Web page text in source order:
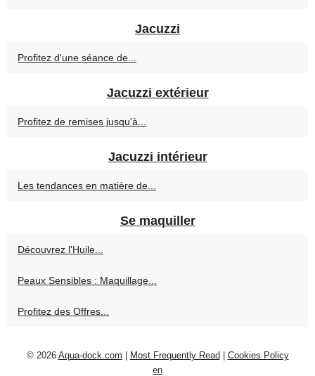
Jacuzzi
Profitez d'une séance de...
Jacuzzi extérieur
Profitez de remises jusqu'à...
Jacuzzi intérieur
Les tendances en matière de...
Se maquiller
Découvrez l'Huile...
Peaux Sensibles : Maquillage...
Profitez des Offres...
© 2026 Aqua-dock.com | Most Frequently Read| Cookies Policy
en